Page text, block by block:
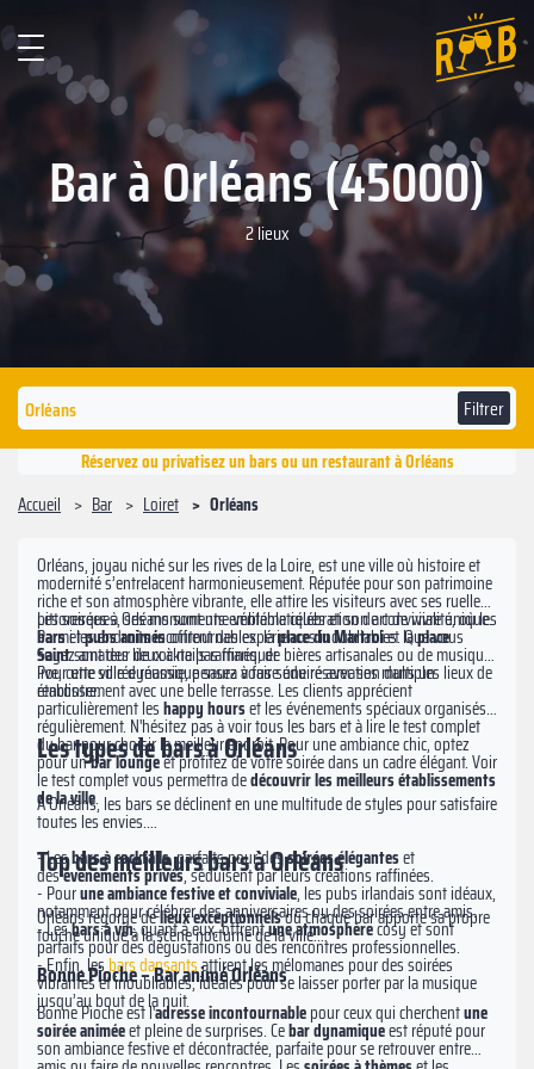
Bar à Orléans (45000)
2 lieux
Filtrer
Réservez ou privatisez un bars ou un restaurant à Orléans
Accueil
Bar Loiret Orléans
Orléans, joyau niché sur les rives de la Loire, est une ville où histoire et
modernité s’entrelacent harmonieusement. Réputée pour son patrimoine
riche et son atmosphère vibrante, elle attire les visiteurs avec ses ruelles
pittoresques, ses monuments emblématiques et son art de vivre unique.
Parmi les endroits incontournables, laplace duMartroiet laplace
Saintsont des lieux à ne pas manquer.
Les soirées à Orléans sont une véritable célébration de convivialité, où les
barsetpubs animésoffrent des expériences inoubliables. Que vous
soyez amateur de cocktails raffinés, de bières artisanales ou de musique
live, cette ville dynamique saura vous séduire avec ses multiples lieux de
rencontre.
Pour une soirée réussie, pensez à faire une réservation dans un
établissement avec une belle terrasse. Les clients apprécient
particulièrement leshappy hourset les événements spéciaux organisés
régulièrement. N'hésitez pas à voir tous les bars et à lire le test complet
du bar pour choisir le meilleur endroit. Pour une ambiance chic, optez
pour unbar loungeet profitez de votre soirée dans un cadre élégant. Voir
le test complet vous permettra dedécouvrir les meilleurs établissements
de la ville.
Les types de bars à Orléans
À Orléans, les bars se déclinent en une multitude de styles pour satisfaire
toutes les envies.
- Lesbars à cocktails, parfaits pour dessoirées éléganteset
desévénements privés, séduisent par leurs créations raffinées.
- Pourune ambiance festive et conviviale, les pubs irlandais sont idéaux,
notamment pour célébrer des anniversaires ou des soirées entre amis.
- Lesbars à vin, quant à eux, offrentune atmosphèrecosy et sont
parfaits pour des dégustations ou des rencontres professionnelles.
- Enfin, lesbars dansantsattirent les mélomanes pour des soirées
vibrantes et inoubliables, idéales pour se laisser porter par la musique
jusqu’au bout de la nuit.
Top des meilleurs bars à Orléans
Orléans regorge delieux exceptionnelsoù chaque bar apporte sa propre
touche unique à la scène nocturne de la ville.
Bonne Pioche – Bar animé Orléans
Bonne Pioche est l'adresse incontournablepour ceux qui cherchentune
soirée animéeet pleine de surprises. Cebar dynamiqueest réputé pour
son ambiance festive et décontractée, parfaite pour se retrouver entre